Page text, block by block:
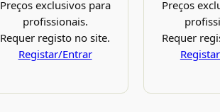
Preços exclusivos para
profissionais.
Requer registo no site.
Registar/Entrar
Preços
Requer